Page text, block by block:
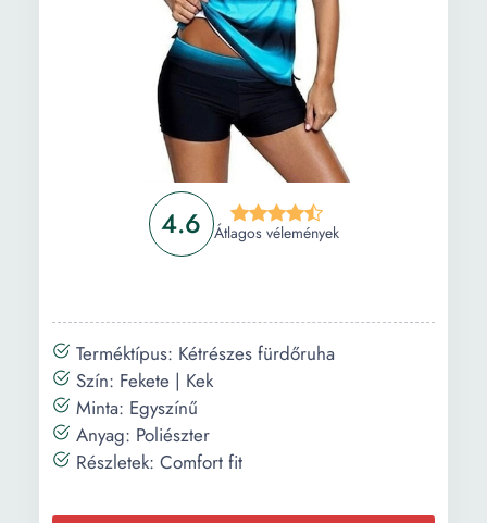
4.6 Átlagos vélemények
Terméktípus: Kétrészes fürdőruha
Szín: Fekete | Kek
Minta: Egyszínű
Anyag: Poliészter
Részletek: Comfort fit